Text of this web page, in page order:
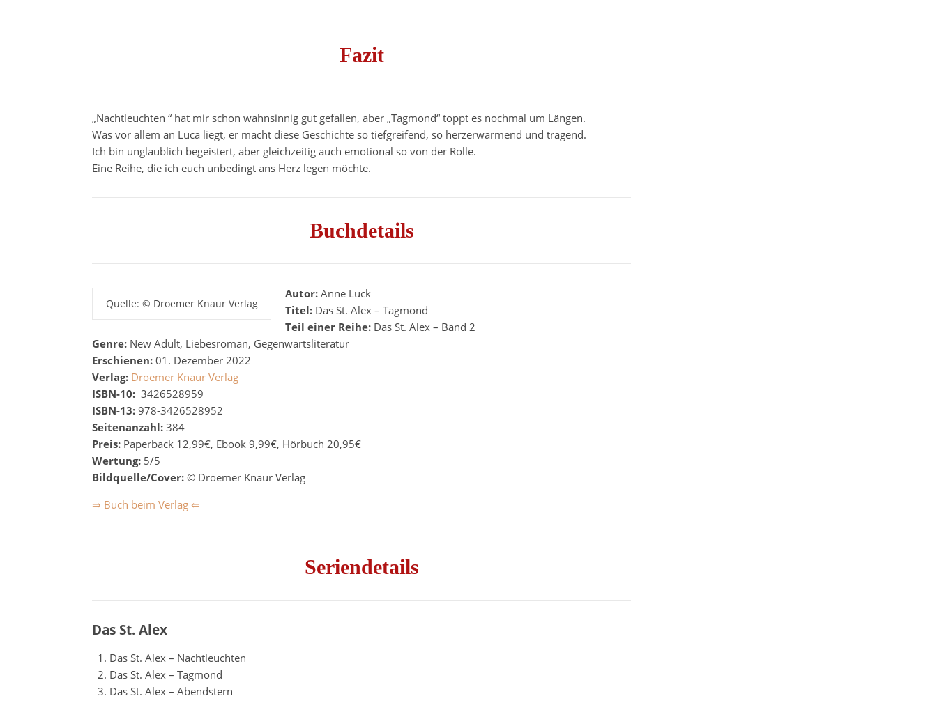
Fazit
„Nachtleuchten “ hat mir schon wahnsinnig gut gefallen, aber „Tagmond“ toppt es nochmal um Längen.
Was vor allem an Luca liegt, er macht diese Geschichte so tiefgreifend, so herzerwärmend und tragend.
Ich bin unglaublich begeistert, aber gleichzeitig auch emotional so von der Rolle.
Eine Reihe, die ich euch unbedingt ans Herz legen möchte.
Buchdetails
Quelle: © Droemer Knaur Verlag
Autor: Anne Lück
Titel: Das St. Alex – Tagmond
Teil einer Reihe: Das St. Alex – Band 2
Genre: New Adult, Liebesroman, Gegenwartsliteratur
Erschienen: 01. Dezember 2022
Verlag: Droemer Knaur Verlag
ISBN-10: 3426528959
ISBN-13: 978-3426528952
Seitenanzahl: 384
Preis: Paperback 12,99€, Ebook 9,99€, Hörbuch 20,95€
Wertung: 5/5
Bildquelle/Cover: © Droemer Knaur Verlag
⇒ Buch beim Verlag ⇐
Seriendetails
Das St. Alex
Das St. Alex – Nachtleuchten
Das St. Alex – Tagmond
Das St. Alex – Abendstern